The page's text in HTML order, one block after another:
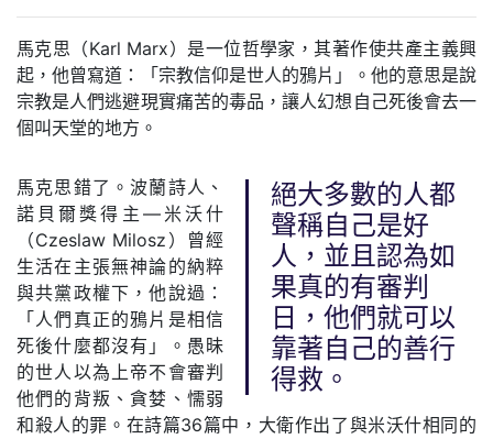
馬克思（Karl Marx）是一位哲學家，其著作使共產主義興
起，他曾寫道：「宗教信仰是世人的鴉片」。他的意思是說
宗教是人們逃避現實痛苦的毒品，讓人幻想自己死後會去一
個叫天堂的地方。
絕大多數的人都
聲稱自己是好
人，並且認為如
果真的有審判
日，他們就可以
靠著自己的善行
得救。
馬克思錯了。波蘭詩人、
諾貝爾獎得主—米沃什
（Czeslaw Milosz）曾經
生活在主張無神論的納粹
與共黨政權下，他說過：
「人們真正的鴉片是相信
死後什麼都沒有」。愚昧
的世人以為上帝不會審判
他們的背叛、貪婪、懦弱
和殺人的罪。在詩篇36篇中，大衛作出了與米沃什相同的